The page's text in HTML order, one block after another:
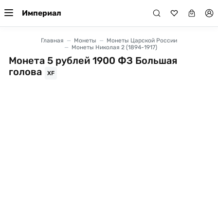
Империал
Главная Монеты
Монеты Царской России
Монеты Николая 2 (1894-1917)
Монета 5 рублей 1900 ФЗ Большая
голова
XF